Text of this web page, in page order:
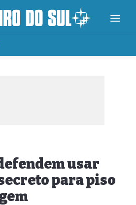
usar
para piso